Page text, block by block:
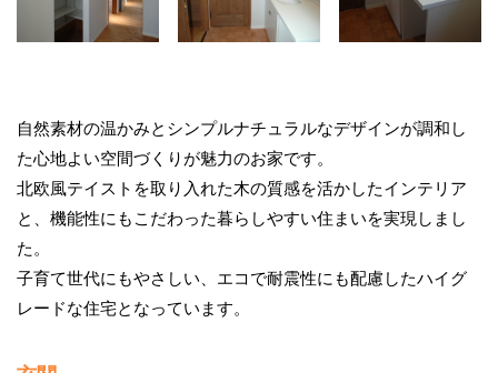
自然素材の温かみとシンプルナチュラルなデザインが調和し
た心地よい空間づくりが魅力のお家です。
北欧風テイストを取り入れた木の質感を活かしたインテリア
と、機能性にもこだわった暮らしやすい住まいを実現しまし
た。
子育て世代にもやさしい、エコで耐震性にも配慮したハイグ
レードな住宅となっています。